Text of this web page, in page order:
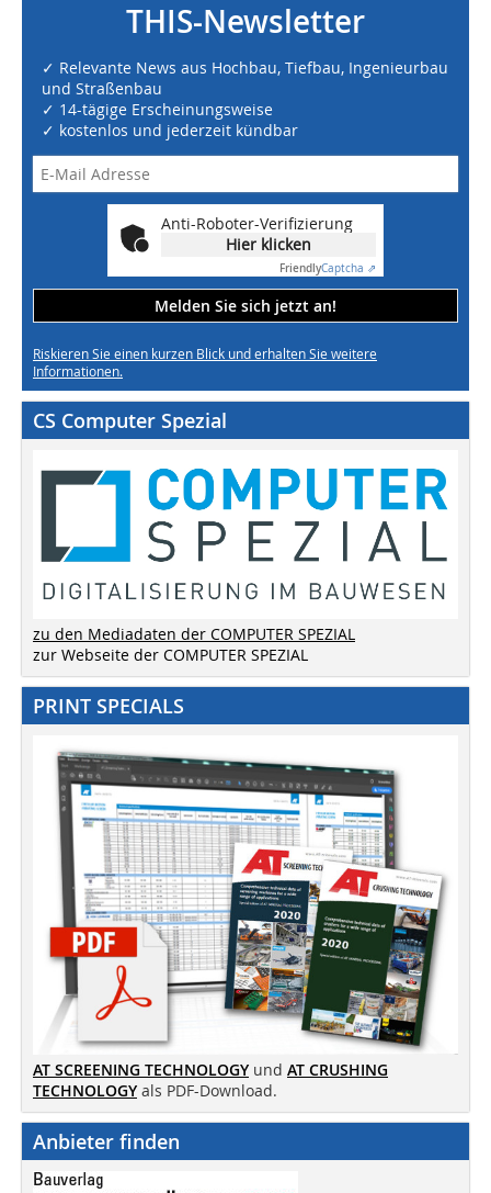
THIS-Newsletter
✓ Relevante News aus Hochbau, Tiefbau, Ingenieurbau
und Straßenbau
✓ 14-tägige Erscheinungsweise
✓ kostenlos und jederzeit kündbar
Anti-Roboter-Verifizierung
Hier klicken
FriendlyCaptcha ⇗
Melden Sie sich jetzt an!
Riskieren Sie einen kurzen Blick und erhalten Sie weitere
Informationen.
CS Computer Spezial
zu den Mediadaten der COMPUTER SPEZIAL
zur Webseite der COMPUTER SPEZIAL
PRINT SPECIALS
AT SCREENING TECHNOLOGY und AT CRUSHING
TECHNOLOGY als PDF-Download.
Anbieter finden